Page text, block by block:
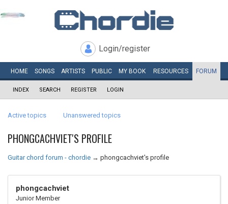
Login/register
HOME SONGS ARTISTS PUBLIC MY BOOK RESOURCES FORUM
INDEX SEARCH REGISTER LOGIN
Active topics Unanswered topics
PHONGCACHVIET'S PROFILE
Guitar chord forum - chordie → phongcachviet's profile
phongcachviet
Junior Member